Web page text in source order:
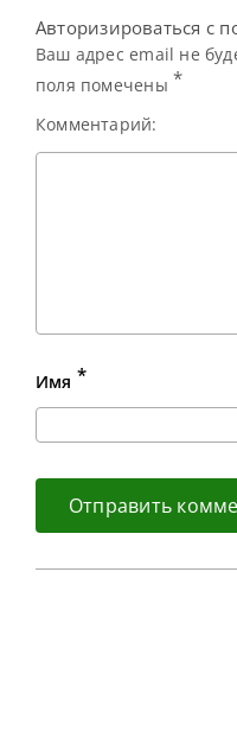
Авторизироваться с
Ваш адрес email не
поля помечены *
Комментарий:
Имя *